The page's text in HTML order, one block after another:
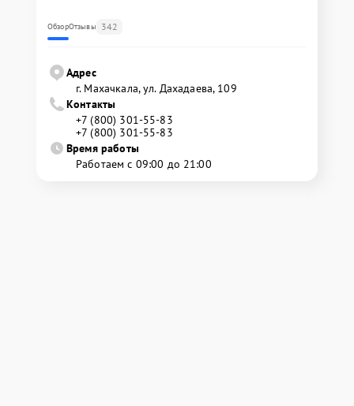
ОбзорОтзывы 342
Адрес
г. Махачкала, ул. Дахадаева, 109
Контакты
+7 (800) 301-55-83
+7 (800) 301-55-83
Время работы
Работаем с 09:00 до 21:00